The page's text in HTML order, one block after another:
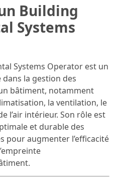
Building
Systems
Systems Operator est un
la gestion des
bâtiment, notamment
la ventilation, le
l’air intérieur. Son rôle est
et durable des
pour augmenter l’efficacité